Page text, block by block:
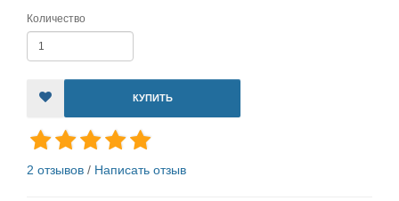
Количество
КУПИТЬ
2 отзывов / Написать отзыв